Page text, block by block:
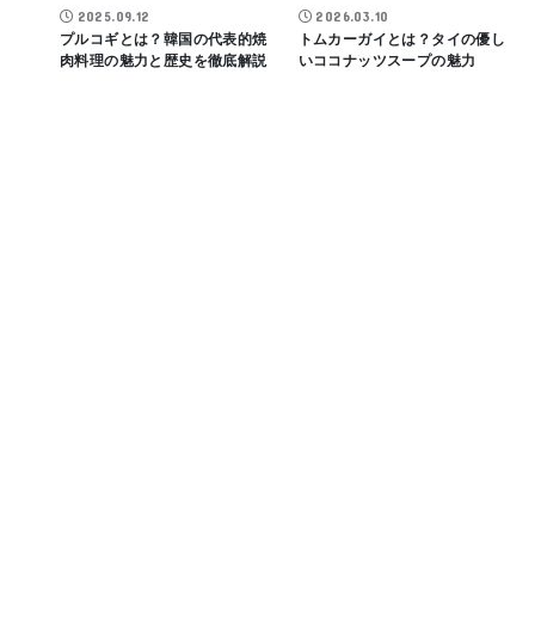
2025.09.12
プルコギとは？韓国の代表的焼
肉料理の魅力と歴史を徹底解説
2026.03.10
トムカーガイとは？タイの優し
いココナッツスープの魅力